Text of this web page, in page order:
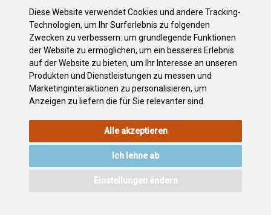
Diese Website verwendet Cookies und andere Tracking-
Technologien, um Ihr Surferlebnis zu folgenden
Zwecken zu verbessern: um grundlegende Funktionen
der Website zu ermöglichen, um ein besseres Erlebnis
auf der Website zu bieten, um Ihr Interesse an unseren
Produkten und Dienstleistungen zu messen und
Marketinginteraktionen zu personalisieren, um
Anzeigen zu liefern die für Sie relevanter sind
Alle akzeptieren
Ich lehne ab
Einstellungen ändern
El Tanque
Tegueste
Vilaflor
La Victoria de Acentejo
Internationaler Tag der Berge
RICHTLINIE
VERZEICHNIS ZUGÄNGLICHKEIT KONTAKT
. Todos los derechos reservados.